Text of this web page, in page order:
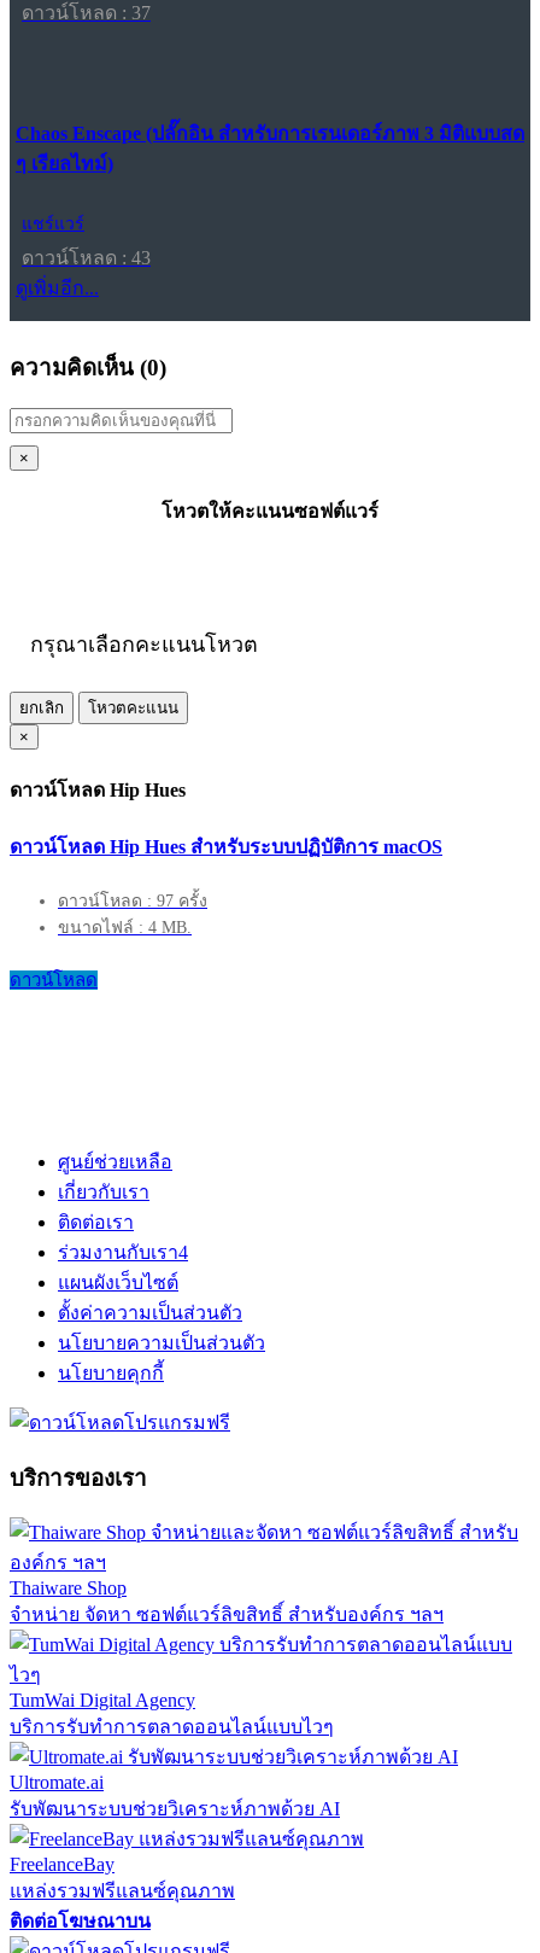
ดาวน์โหลด : 37
Chaos Enscape (ปลั๊กอิน สำหรับการเรนเดอร์ภาพ 3 มิติแบบสด
ๆ เรียลไทม์)
แชร์แวร์
ดาวน์โหลด : 43
ดูเพิ่มอีก...
ความคิดเห็น (0)
×
โหวตให้คะแนนซอฟต์แวร์
กรุณาเลือกคะแนนโหวต
ยกเลิก
โหวตคะแนน
×
ดาวน์โหลด Hip Hues
ดาวน์โหลด Hip Hues สำหรับระบบปฏิบัติการ macOS
ดาวน์โหลด : 97 ครั้ง
ขนาดไฟล์ : 4 MB.
ดาวน์โหลด
ศูนย์ช่วยเหลือ
เกี่ยวกับเรา
ติดต่อเรา
ร่วมงานกับเรา4
แผนผังเว็บไซต์
ตั้งค่าความเป็นส่วนตัว
นโยบายความเป็นส่วนตัว
นโยบายคุกกี้
บริการของเรา
Thaiware Shop
จำหน่าย จัดหา ซอฟต์แวร์ลิขสิทธิ์ สำหรับองค์กร ฯลฯ
TumWai Digital Agency
บริการรับทำการตลาดออนไลน์แบบไวๆ
Ultromate.ai
รับพัฒนาระบบช่วยวิเคราะห์ภาพด้วย AI
FreelanceBay
แหล่งรวมฟรีแลนซ์คุณภาพ
ติดต่อโฆษณาบน